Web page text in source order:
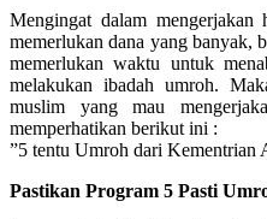
Mengingat dalam
memerlukan dana yang banyak,
memerlukan waktu untuk
melakukan ibadah umroh.
muslim yang mau
memperhatikan berikut ini :
”5 tentu Umroh dari Kementrian
Pastikan Program 5 Pasti